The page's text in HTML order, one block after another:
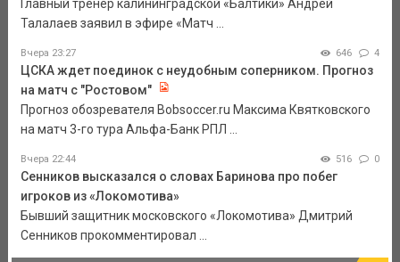
Главный тренер калининградской «Балтики» Андрей
Талалаев заявил в эфире «Матч ...
Вчера 23:27 646 4
ЦСКА ждет поединок с неудобным соперником. Прогноз
на матч с "Ростовом"
Прогноз обозревателя Bobsoccer.ru Максима Квятковского
на матч 3-го тура Альфа-Банк РПЛ ...
Вчера 22:44 516 0
Сенников высказался о словах Баринова про побег
игроков из «Локомотива»
Бывший защитник московского «Локомотива» Дмитрий
Сенников прокомментировал ...